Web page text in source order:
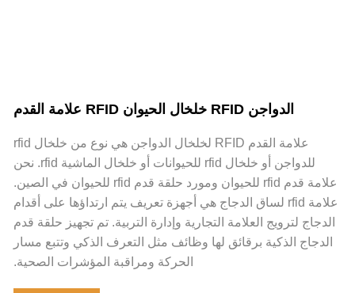
الدواجن RFID خلخال الحيوان RFID علامة القدم
علامة القدم RFID لخلخال الدواجن هي نوع من خلخال rfid
للدواجن أو خلخال rfid للحيوانات أو خلخال الماشية rfid. نحن
علامة قدم rfid للحيوان ومورد حلقة قدم rfid للحيوان في الصين.
علامة rfid لساق الدجاج هي أجهزة تعريف يتم ارتداؤها على أقدام
الدجاج لترويج العلامة التجارية وإدارة التربية. تم تجهيز حلقة قدم
الدجاج الذكية برقائق لها وظائف مثل التعرف الذكي وتتبع مسار
الحركة ومراقبة المؤشرات الصحية.